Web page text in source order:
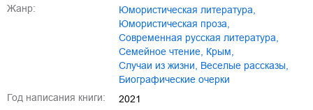
Жанр:
юмористическая литература
юмористическая проза
современная русская литература
семейное чтение
Крым
случаи из жизни
веселые рассказы
биографические очерки
Год написания книги:
2021